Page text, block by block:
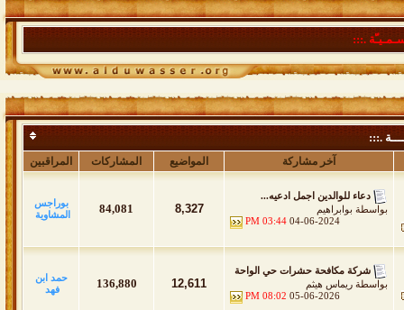
.:::
.:::
آخر مشاركة المواضيع المشاركات المراقبين
دعاء للوالدين اجمل ادعيه...
بواسطة بوابراهيم
04-06-2024
03:44 PM
8,327
84,081
بوراجس
المشاوية
شركة مكافحة حشرات حي الواحة
بواسطة ريماس هيثم
05-06-2026
08:02 PM
12,611
136,880
حمد ابن
فهد